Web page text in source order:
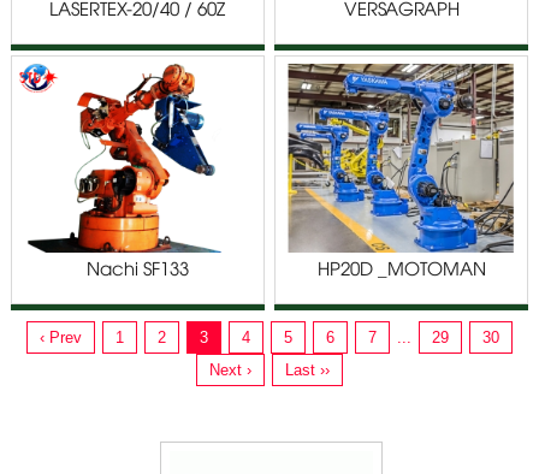
LASERTEX-20/40 / 60Z VERSAGRAPH
Nachi SF133
HP20D _MOTOMAN
‹ Prev 1 2 3 4 5 6 7 29
30
Next ›
Last ››